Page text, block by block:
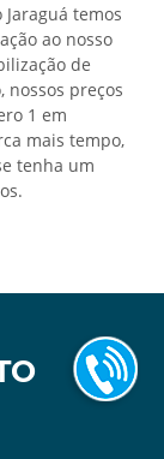
temos
ao nosso
de
nossos preços
1 em
mais tempo,
tenha um